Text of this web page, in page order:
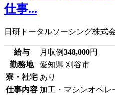
仕事...
日研トータルソーシング株式
給与 月収例348,000円
勤務地
愛知県 刈谷市
寮・社宅 あり
仕事内容 加工・マシンオペレ